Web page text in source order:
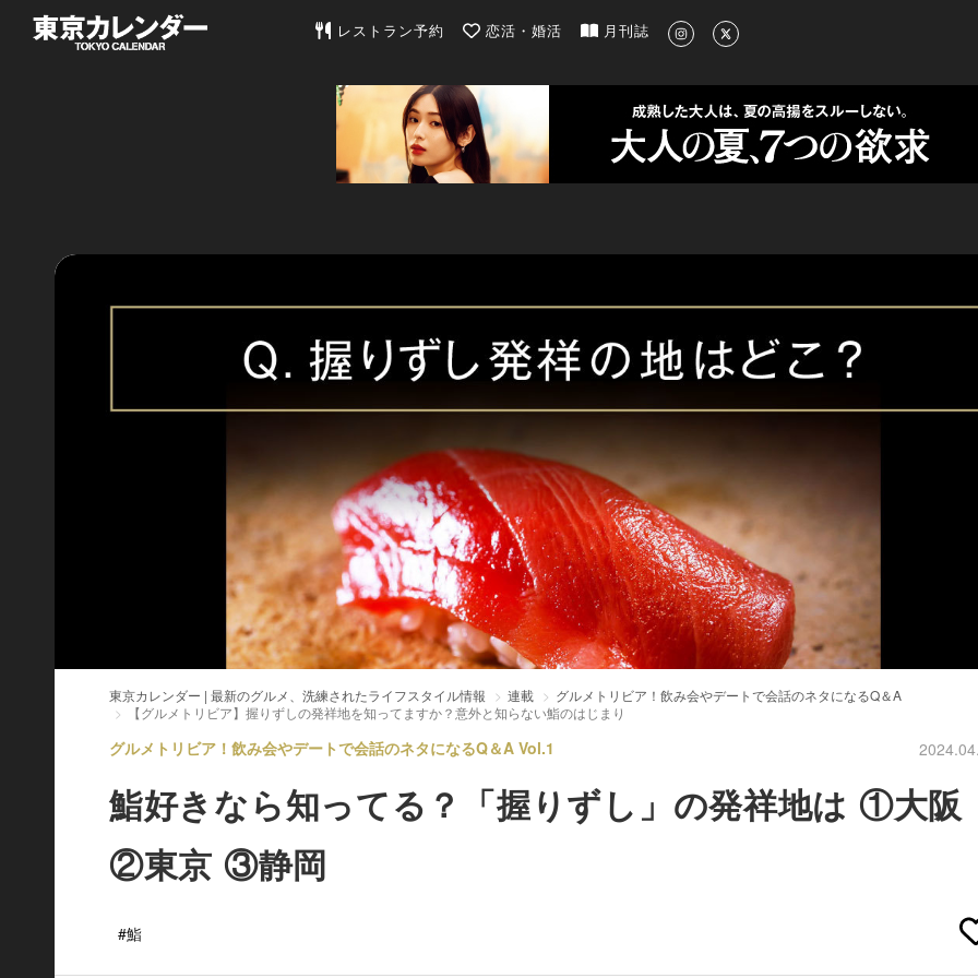
東京カレンダー | 最新のグルメ、洗練されたライフスタイル情報
レストラン予約 恋活・婚活 月刊誌
東京カレンダー | 最新のグルメ、洗練されたライフスタイル情報 連載
グルメトリビア！飲み会やデートで会話のネタになるQ＆A
【グルメトリビア】握りずしの発祥地を知ってますか？意外と知らない鮨のはじまり
グルメトリビア！飲み会やデートで会話のネタになるQ＆A Vol.1
鮨好きなら知ってる？「握りずし」の発祥地は ①大阪
②東京 ③静岡
#鮨